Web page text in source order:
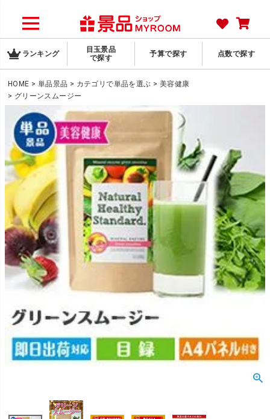
ランキング
目玉景品
で探す
予算で探す 点数で探す
HOME 単品景品 カテゴリで単品を選ぶ
美容健康
グリーンスムージー